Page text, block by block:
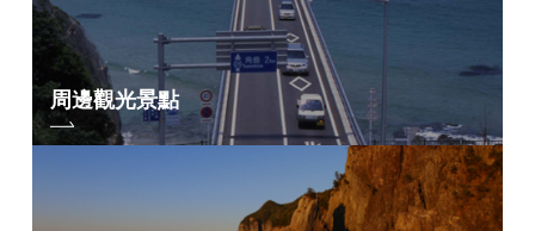
周邊觀光景點